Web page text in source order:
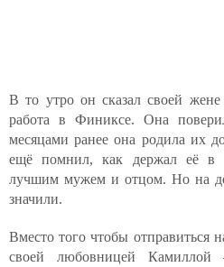
В то утро он сказал своей
работа в Финиксе. Она
месяцами ранее она родила их
ещё помнил, как держал её в
лучшим мужем и отцом. Но на
значили.
Вместо того чтобы отправиться
своей любовницей